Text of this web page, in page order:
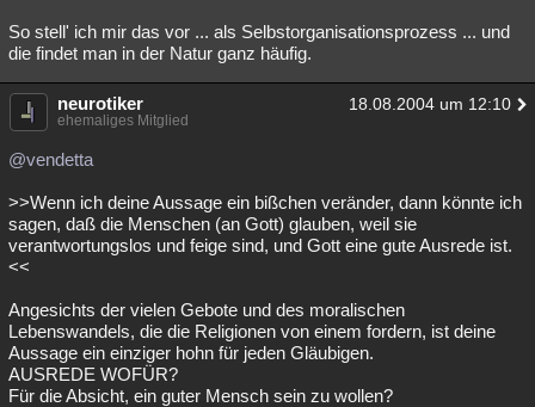
Lesenswert Schlüsselwörter
So stell' ich mir das vor ... als Selbstorganisationsprozess ... und
die findet man in der Natur ganz häufig.
neurotiker 18.08.2004 um 12:10
ehemaliges Mitglied
@vendetta
>>Wenn ich deine Aussage ein bißchen veränder, dann könnte ich
sagen, daß die Menschen (an Gott) glauben, weil sie
verantwortungslos und feige sind, und Gott eine gute Ausrede ist.
<<
Angesichts der vielen Gebote und des moralischen
Lebenswandels, die die Religionen von einem fordern, ist deine
Aussage ein einziger hohn für jeden Gläubigen.
AUSREDE WOFÜR?
Für die Absicht, ein guter Mensch sein zu wollen?